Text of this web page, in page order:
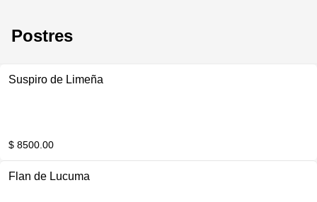
Postres
Suspiro de Limeña
$ 8500.00
Flan de Lucuma